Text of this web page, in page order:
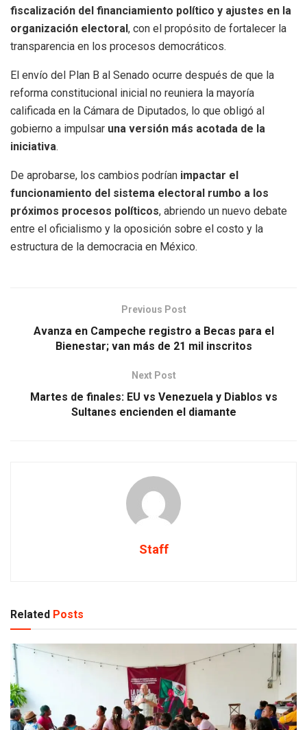
fiscalización del financiamiento político y ajustes en la
organización electoral, con el propósito de fortalecer la
transparencia en los procesos democráticos.
El envío del Plan B al Senado ocurre después de que la
reforma constitucional inicial no reuniera la mayoría
calificada en la Cámara de Diputados, lo que obligó al
gobierno a impulsar una versión más acotada de la
iniciativa.
De aprobarse, los cambios podrían impactar el
funcionamiento del sistema electoral rumbo a los
próximos procesos políticos, abriendo un nuevo debate
entre el oficialismo y la oposición sobre el costo y la
estructura de la democracia en México.
Previous Post
Avanza en Campeche registro a Becas para el
Bienestar; van más de 21 mil inscritos
Next Post
Martes de finales: EU vs Venezuela y Diablos vs
Sultanes encienden el diamante
Staff
Related Posts